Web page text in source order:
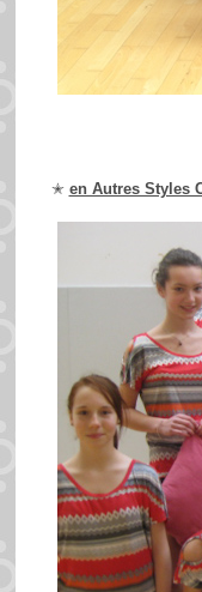
✭ en Autres Styles